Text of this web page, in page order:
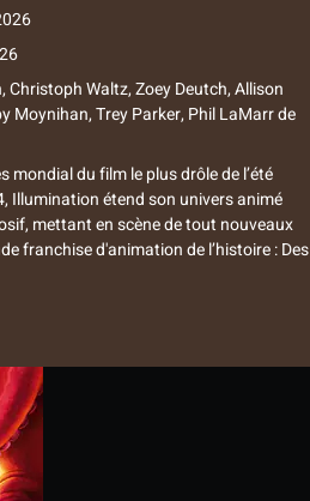
,Christoph Waltz,Zoey Deutch,Allison
Moynihan,Trey Parker, Phil LaMarrde
mondial du film le plus drôle de l’été
Illumination étend son univers animé
mettant en scène de tout nouveaux
franchise d'animation de l’histoire : Des